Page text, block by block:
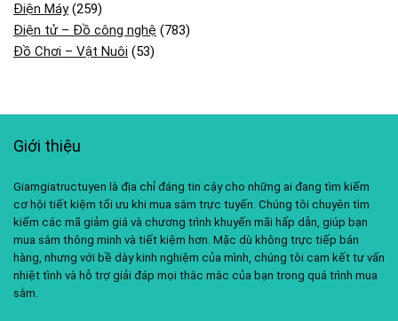
Điện Máy(259)
Điện tử – Đồ công nghệ (783)
Đồ Chơi – Vật Nuôi (53)
Giới thiệu
Giamgiatructuyen là địa chỉ đáng tin cậy cho những ai đang tìm kiếm
cơ hội tiết kiệm tối ưu khi mua sắm trực tuyến. Chúng tôi chuyên tìm
kiếm các mã giảm giá và chương trình khuyến mãi hấp dẫn, giúp bạn
mua sắm thông minh và tiết kiệm hơn. Mặc dù không trực tiếp bán
hàng, nhưng với bề dày kinh nghiệm của mình, chúng tôi cam kết tư vấn
nhiệt tình và hỗ trợ giải đáp mọi thắc mắc của bạn trong quá trình mua
sắm.